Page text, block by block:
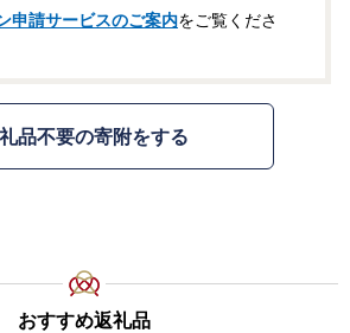
申請サービスのご案内をご覧くださ
品不要の寄附をする
おすすめ返礼品